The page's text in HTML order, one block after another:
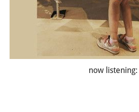
now listening: